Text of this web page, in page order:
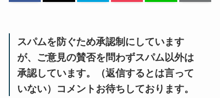
スパムを防ぐため承認制にしています
が、ご意見の賛否を問わずスパム以外は
承認しています。（返信するとは言って
いない）コメントお待ちしております。